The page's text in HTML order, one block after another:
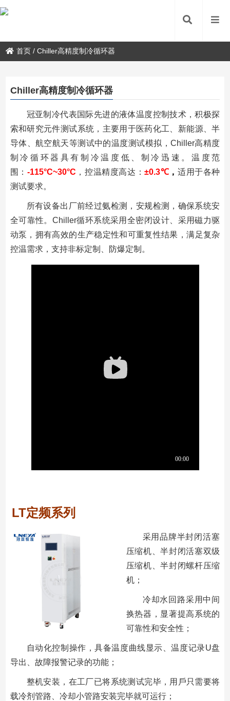
首页 /Chiller高精度制冷循环器
Chiller高精度制冷循环器
冠亚制冷代表国际先进的液体温度控制技术，积极探
索和研究元件测试系统，主要用于医药化工、新能源、半
导体、航空航天等测试中的温度测试模拟，Chiller高精度
制冷循环器具有制冷温度低、制冷迅速。温度范
围： -115°C~30°C ，控温精度高达：±0.3℃， 适用于各种
测试要求。
所有设备出厂前经过氨检测，安规检测，确保系统安
全可靠性。Chiller循环系统采用全密闭设计、采用磁力驱
动泵，拥有高效的生产稳定性和可重复性结果，满足复杂
控温需求，支持非标定制、防爆定制。
LT定频系列
采⽤品牌半封闭活塞
压缩机、半封闭活塞双级
压缩机、半封闭螺杆压缩
机；
冷却⽔回路采用中间
换热器，显著提高系统的
可靠性和安全性；
⾃动化控制操作，具备温度曲线显⽰、温度记录U盘
导出、故障报警记录的功能；
整机安装，在工厂已将系统测试完毕，⽤⼾只需要将
载冷剂管路、冷却小管路安装完毕就可运⾏；